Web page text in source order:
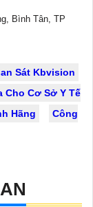
Bình Tân, TP
Sát Kbvision
Cho Cơ Sở Y Tế
Hãng
Công